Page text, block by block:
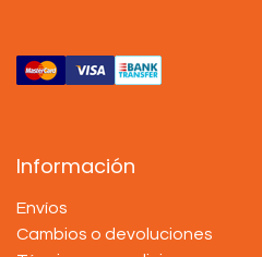
Información
Envíos
Cambios o devoluciones